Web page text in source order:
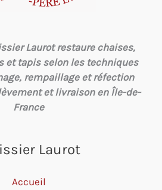
Laurot restaure chaises,
et tapis selon les techniques
rempaillage et réfection
et livraison en Île-de-
France
Laurot
Accueil